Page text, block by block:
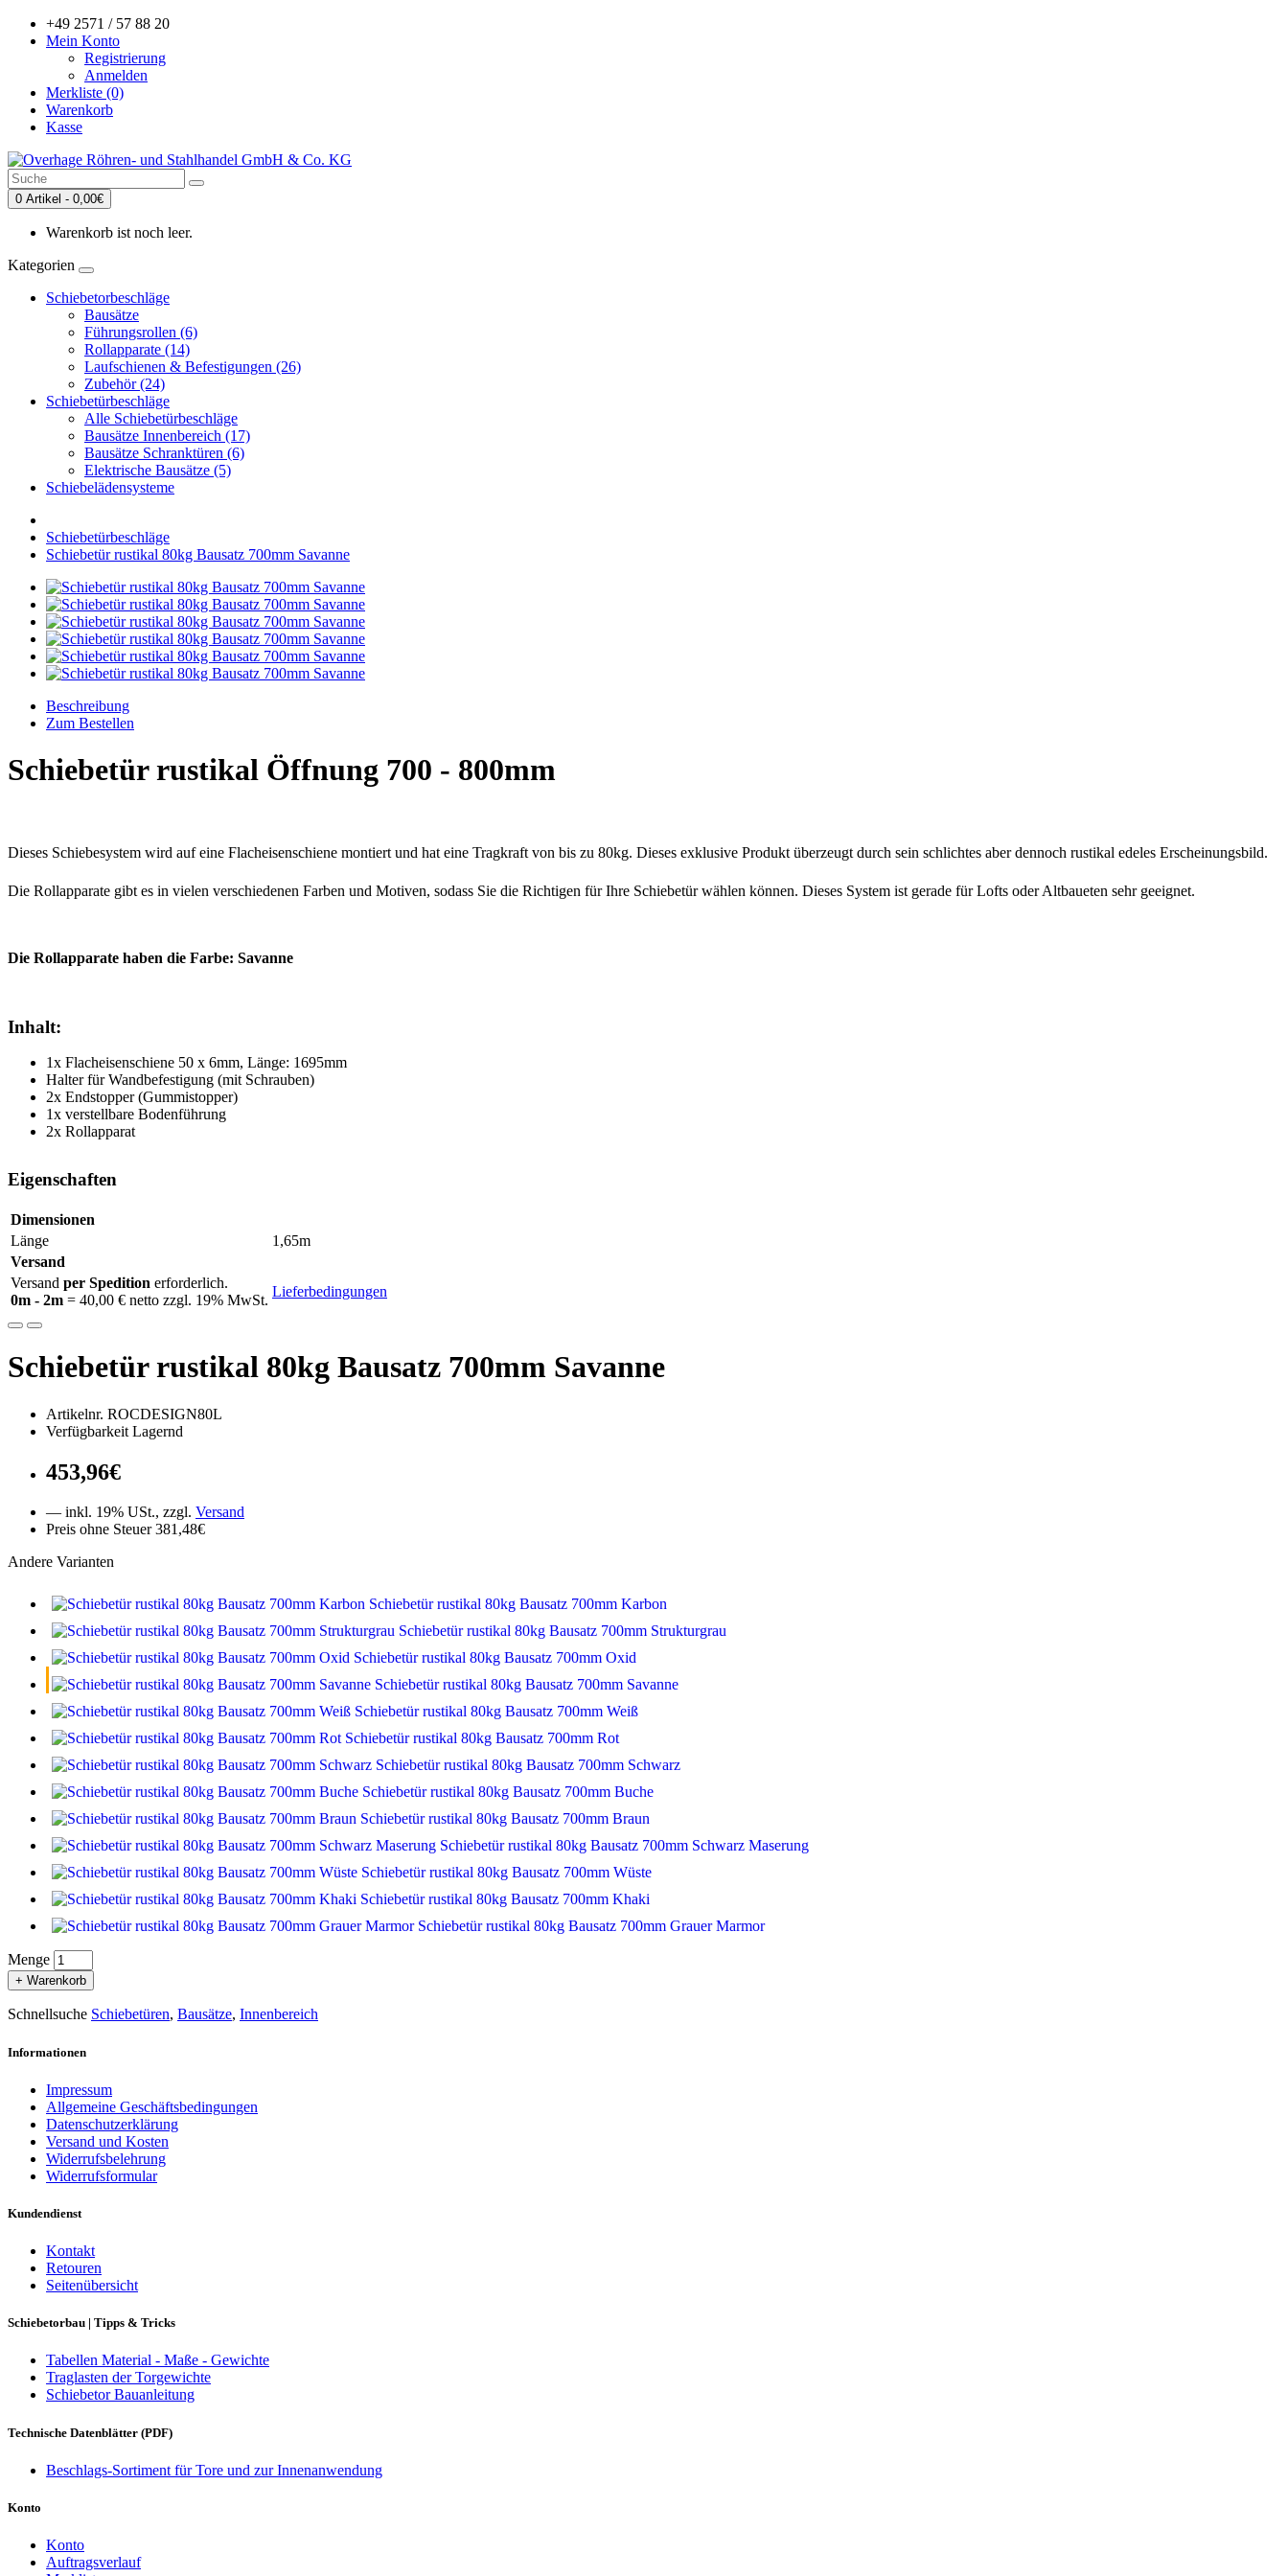
+49 2571 / 57 88 20
Mein Konto
Registrierung
Anmelden
Merkliste (0)
Warenkorb
Kasse
0 Artikel - 0,00€
Warenkorb ist noch leer.
Kategorien
Schiebetorbeschläge
Bausätze
Führungsrollen (6)
Rollapparate (14)
Laufschienen & Befestigungen (26)
Zubehör (24)
Schiebetürbeschläge
Alle Schiebetürbeschläge
Bausätze Innenbereich (17)
Bausätze Schranktüren (6)
Elektrische Bausätze (5)
Schiebelädensysteme
Schiebetürbeschläge
Schiebetür rustikal 80kg Bausatz 700mm Savanne
Beschreibung
Zum Bestellen
Schiebetür rustikal Öffnung 700 - 800mm
Dieses Schiebesystem wird auf eine Flacheisenschiene montiert und hat eine Tragkraft von bis zu 80kg. Dieses exklusive Produkt überzeugt durch sein schlichtes aber dennoch rustikal edeles Erscheinungsbild.
Die Rollapparate gibt es in vielen verschiedenen Farben und Motiven, sodass Sie die Richtigen für Ihre Schiebetür wählen können. Dieses System ist gerade für Lofts oder Altbaueten sehr geeignet.
Die Rollapparate haben die Farbe: Savanne
Inhalt:
1x Flacheisenschiene 50 x 6mm, Länge: 1695mm
Halter für Wandbefestigung (mit Schrauben)
2x Endstopper (Gummistopper)
1x verstellbare Bodenführung
2x Rollapparat
Eigenschaften
Dimensionen
Länge
1,65m
Versand
Versand per Spedition erforderlich.
0m - 2m = 40,00 € netto zzgl. 19% MwSt.
Lieferbedingungen
Schiebetür rustikal 80kg Bausatz 700mm Savanne
Artikelnr. ROCDESIGN80L
Verfügbarkeit Lagernd
453,96€
— inkl. 19% USt., zzgl. Versand
Preis ohne Steuer 381,48€
Andere Varianten
Schiebetür rustikal 80kg Bausatz 700mm Karbon
Schiebetür rustikal 80kg Bausatz 700mm Strukturgrau
Schiebetür rustikal 80kg Bausatz 700mm Oxid
Schiebetür rustikal 80kg Bausatz 700mm Savanne
Schiebetür rustikal 80kg Bausatz 700mm Weiß
Schiebetür rustikal 80kg Bausatz 700mm Rot
Schiebetür rustikal 80kg Bausatz 700mm Schwarz
Schiebetür rustikal 80kg Bausatz 700mm Buche
Schiebetür rustikal 80kg Bausatz 700mm Braun
Schiebetür rustikal 80kg Bausatz 700mm Schwarz Maserung
Schiebetür rustikal 80kg Bausatz 700mm Wüste
Schiebetür rustikal 80kg Bausatz 700mm Khaki
Schiebetür rustikal 80kg Bausatz 700mm Grauer Marmor
Menge
+ Warenkorb
Schnellsuche Schiebetüren, Bausätze, Innenbereich
Informationen
Impressum
Allgemeine Geschäftsbedingungen
Datenschutzerklärung
Versand und Kosten
Widerrufsbelehrung
Widerrufsformular
Kundendienst
Kontakt
Retouren
Seitenübersicht
Schiebetorbau | Tipps & Tricks
Tabellen Material - Maße - Gewichte
Traglasten der Torgewichte
Schiebetor Bauanleitung
Technische Datenblätter (PDF)
Beschlags-Sortiment für Tore und zur Innenanwendung
Konto
Konto
Auftragsverlauf